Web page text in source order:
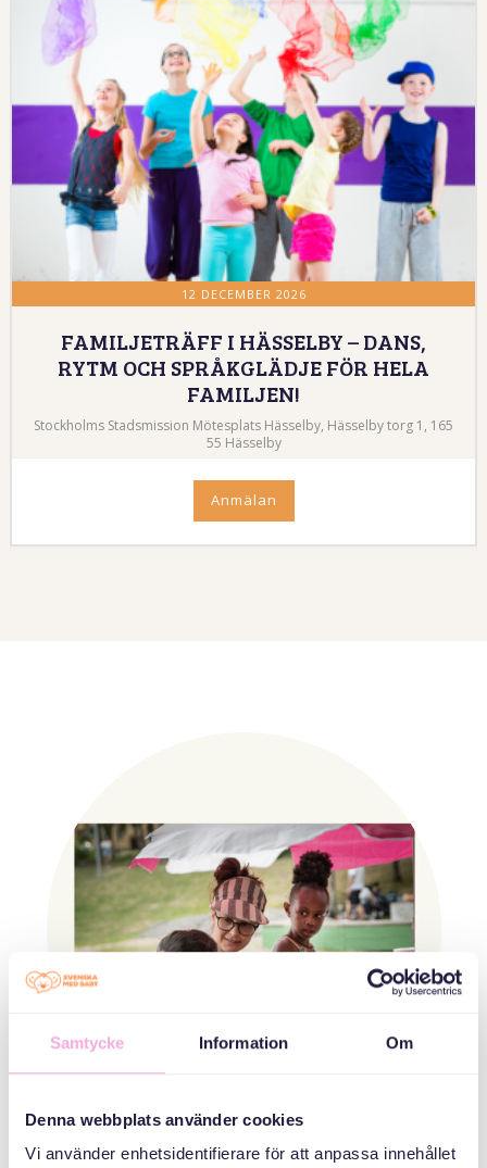
Samtycke Information Om
Denna webbplats använder cookies
Vi använder enhetsidentifierare för att anpassa innehållet
12 DECEMBER 2026
FAMILJETRÄFF I HÄSSELBY – DANS,
RYTM OCH SPRÅKGLÄDJE FÖR HELA
FAMILJEN!
Stockholms Stadsmission Mötesplats Hässelby, Hässelby torg 1, 165
55 Hässelby
Anmälan
Våra träffar